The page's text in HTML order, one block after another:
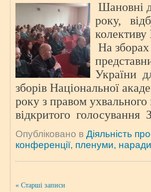
Шановні
року,
На
України
зборів Національної
року з правом ухвального
відкритого голосування
Опубліковано в Діяльність
конференції, пленуми, наради
« Старші записи